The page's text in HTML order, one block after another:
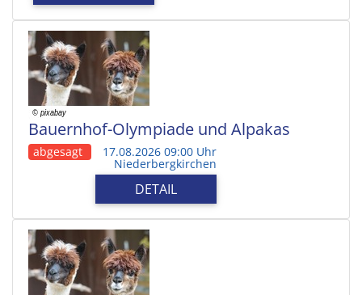
Bauernhof-Olympiade und Alpakas
abgesagt 17.08.2026 09:00 Uhr
Niederbergkirchen
DETAIL